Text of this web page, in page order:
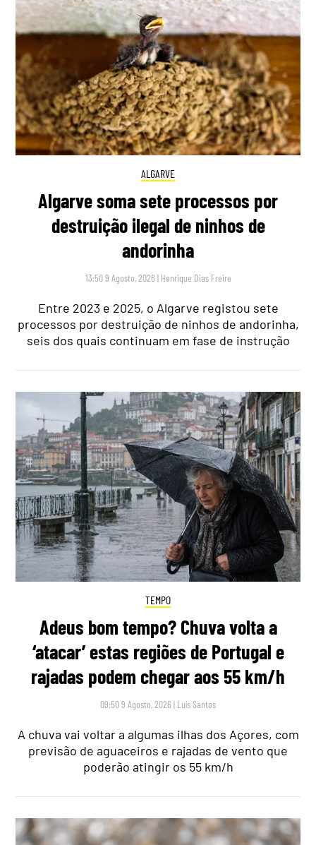
ALGARVE
Algarve soma sete processos por
destruição ilegal de ninhos de
andorinha
13:50 9 Agosto, 2026 | Henrique Dias Freire
Entre 2023 e 2025, o Algarve registou sete
processos por destruição de ninhos de andorinha,
seis dos quais continuam em fase de instrução
TEMPO
Adeus bom tempo? Chuva volta a
‘atacar’ estas regiões de Portugal e
rajadas podem chegar aos 55 km/h
09:50 9 Agosto, 2026 | Luís Santos
A chuva vai voltar a algumas ilhas dos Açores, com
previsão de aguaceiros e rajadas de vento que
poderão atingir os 55 km/h